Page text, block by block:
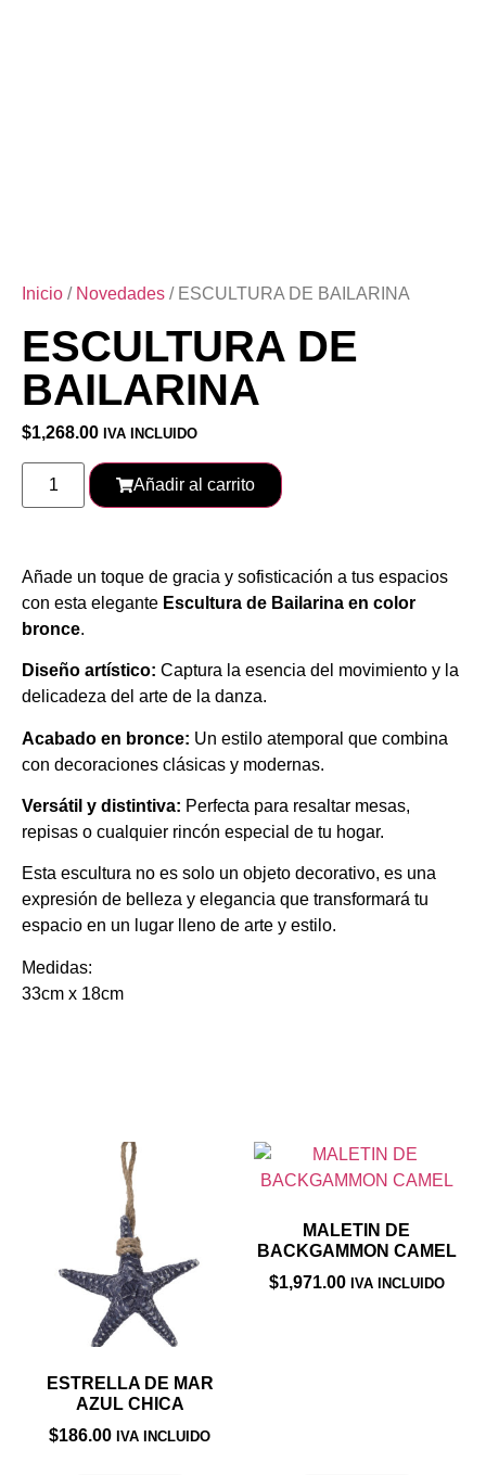
Inicio / Novedades / ESCULTURA DE BAILARINA
ESCULTURA DE
BAILARINA
$1,268.00 IVA INCLUIDO
Añadir al carrito
Añade un toque de gracia y sofisticación a tus espacios
con esta elegante Escultura de Bailarina en color
bronce.
Diseño artístico: Captura la esencia del movimiento y la
delicadeza del arte de la danza.
Acabado en bronce: Un estilo atemporal que combina
con decoraciones clásicas y modernas.
Versátil y distintiva: Perfecta para resaltar mesas,
repisas o cualquier rincón especial de tu hogar.
Esta escultura no es solo un objeto decorativo, es una
expresión de belleza y elegancia que transformará tu
espacio en un lugar lleno de arte y estilo.
Medidas:
33cm x 18cm
ESTRELLA DE MAR
AZUL CHICA
$186.00 IVA INCLUIDO
MALETIN DE
BACKGAMMON CAMEL
$1,971.00 IVA INCLUIDO